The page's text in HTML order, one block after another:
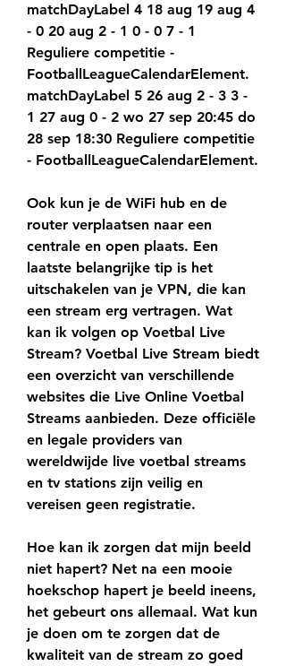
matchDayLabel 4 18 aug 19 aug 4
- 0 20 aug 2 - 1 0 - 0 7 - 1
Reguliere competitie -
FootballLeagueCalendarElement.
matchDayLabel 5 26 aug 2 - 3 3 -
1 27 aug 0 - 2 wo 27 sep 20:45 do
28 sep 18:30 Reguliere competitie
- FootballLeagueCalendarElement.
Ook kun je de WiFi hub en de
router verplaatsen naar een
centrale en open plaats. Een
laatste belangrijke tip is het
uitschakelen van je VPN, die kan
een stream erg vertragen. Wat
kan ik volgen op Voetbal Live
Stream? Voetbal Live Stream biedt
een overzicht van verschillende
websites die Live Online Voetbal
Streams aanbieden. Deze officiële
en legale providers van
wereldwijde live voetbal streams
en tv stations zijn veilig en
vereisen geen registratie.
Hoe kan ik zorgen dat mijn beeld
niet hapert? Net na een mooie
hoekschop hapert je beeld ineens,
het gebeurt ons allemaal. Wat kun
je doen om te zorgen dat de
kwaliteit van de stream zo goed